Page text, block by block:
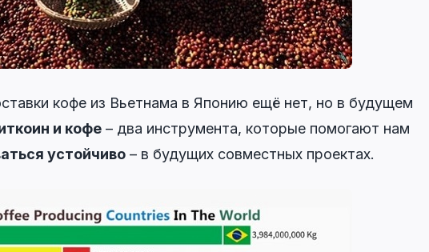
кофе из Вьетнама в Японию ещё нет, но в будущем
и кофе – два инструмента, которые помогают нам
устойчиво – в будущих совместных проектах.